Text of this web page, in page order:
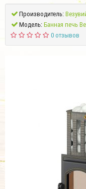
Производитель:
Модель:Банная печь
0 отзывов